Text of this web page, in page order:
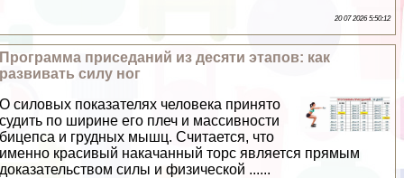
20 07 2026 5:50:12
Программа приседаний из десяти этапов: как
развивать силу ног
О силовых показателях человека принято
судить по ширине его плеч и массивности
бицепса и грудных мышц. Считается, что
именно красивый накачанный торс является прямым
доказательством силы и физической ......